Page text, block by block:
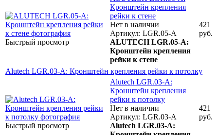
Быстрый просмотр
Кронштейн крепления
рейки к стене
Нет в наличии
Артикул: LGR.05-A
ALUTECH LGR.05-A:
Кронштейн крепления
рейки к стене
421
руб.
Alutech LGR.03-A: Кронштейн крепления рейки к потолку
Быстрый просмотр
Alutech LGR.03-A:
Кронштейн крепления
рейки к потолку
Нет в наличии
Артикул: LGR.03-A
Alutech LGR.03-A:
421
руб.